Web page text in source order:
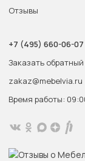
Отзывы
+7 (495) 660-06-07
Заказать
zakaz@mebelvia.ru
Время работы: